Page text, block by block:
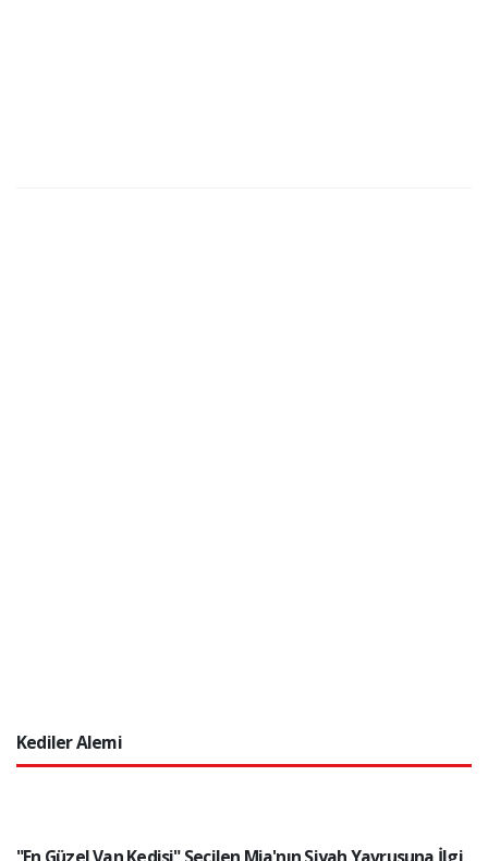
Kediler Alemi
"En Güzel Van Kedisi" Seçilen Mia'nın Siyah Yavrusuna İlgi